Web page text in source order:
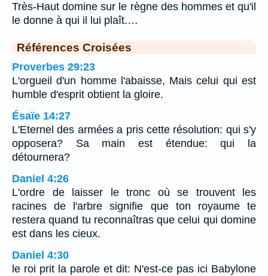
Très-Haut domine sur le règne des hommes et qu'il
le donne à qui il lui plaît.…
Références Croisées
Proverbes 29:23
L'orgueil d'un homme l'abaisse, Mais celui qui est
humble d'esprit obtient la gloire.
Ésaïe 14:27
L'Eternel des armées a pris cette résolution: qui s'y
opposera? Sa main est étendue: qui la
détournera?
Daniel 4:26
L'ordre de laisser le tronc où se trouvent les
racines de l'arbre signifie que ton royaume te
restera quand tu reconnaîtras que celui qui domine
est dans les cieux.
Daniel 4:30
le roi prit la parole et dit: N'est-ce pas ici Babylone